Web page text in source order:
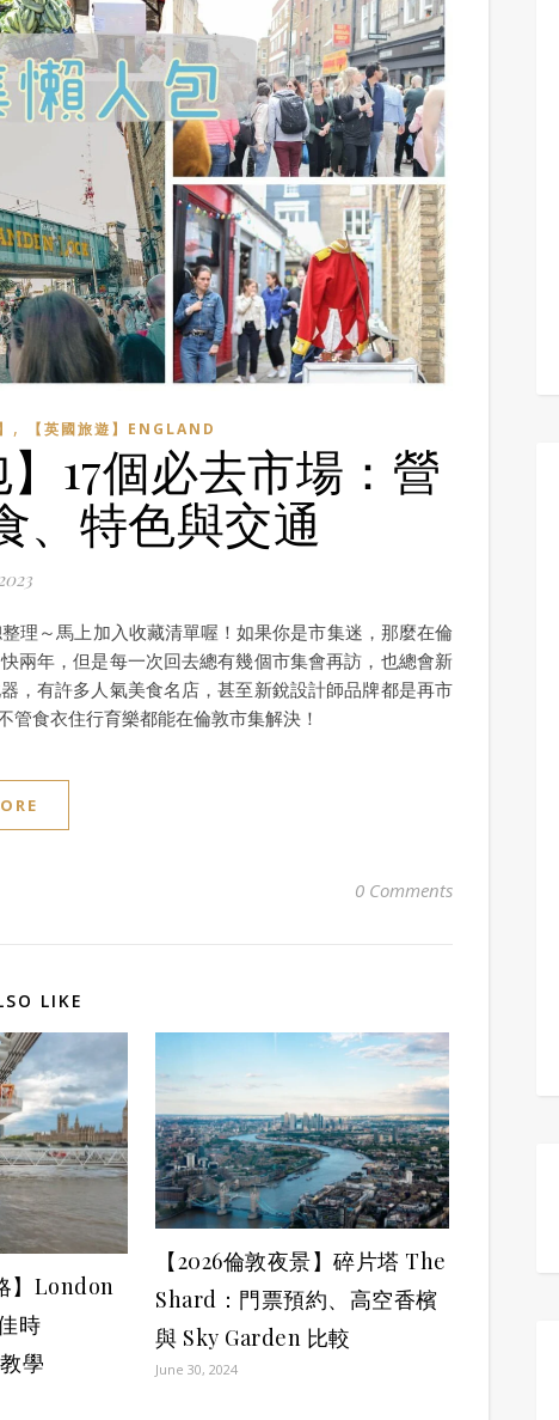
, 【英國旅遊】ENGLAND
17個必去市場：營
、特色與交通
理～馬上加入收藏清單喔！如果你是市集迷，那麼在倫
兩年，但是每一次回去總有幾個市集會再訪，也總會新
，有許多人氣美食名店，甚至新銳設計師品牌都是再市
食衣住行育樂都能在倫敦市集解決！
0 Comments
LIKE
】London
時
學
【2026倫敦夜景】碎片塔 The
Shard：門票預約、高空香檳
與 Sky Garden 比較
June 30, 2024